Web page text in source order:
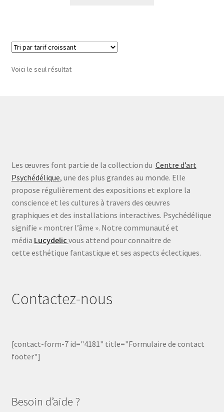
Voici le seul résultat
Les œuvres font partie de la collection du Centre d’art
Psychédélique, une des plus grandes au monde. Elle
propose régulièrement des expositions et explore la
conscience et les cultures à travers des œuvres
graphiques et des installations interactives. Psychédélique
signifie « montrer l’âme ». Notre communauté et
média Lucydelic vous attend pour connaitre de
cette esthétique fantastique et ses aspects éclectiques.
Contactez-nous
[contact-form-7 id="4181" title="Formulaire de contact
footer"]
Besoin d’aide ?